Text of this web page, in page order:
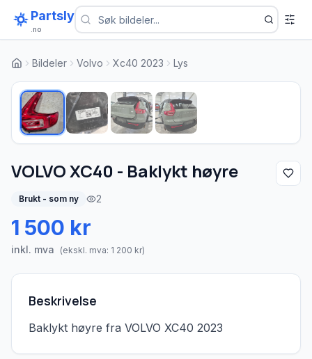
Partsly
.no
Bildeler Volvo Xc40 2023 Lys
VOLVO XC40 - Baklykt høyre
Brukt - som ny 2
1 500 kr
inkl. mva (ekskl. mva: 1 200 kr)
Beskrivelse
Baklykt høyre fra VOLVO XC40 2023